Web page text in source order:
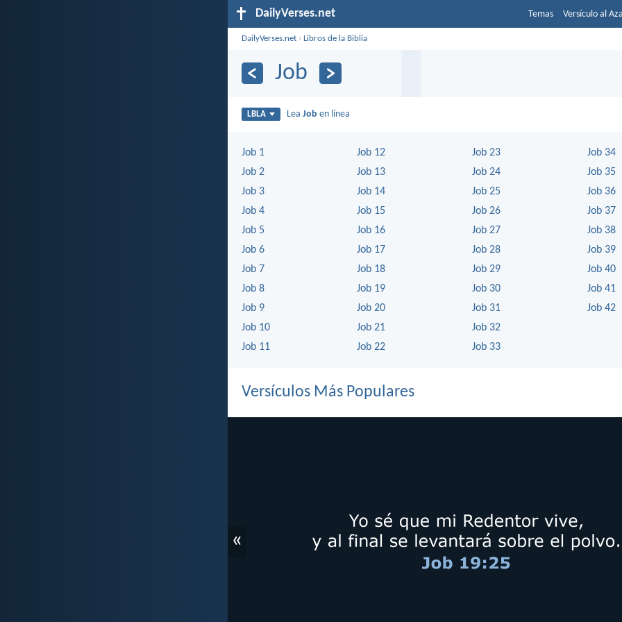
DailyVerses.net Temas Versículo al
DailyVerses.net ›Libros de la Biblia
Job
LBLA LeaJob en línea
Job 1
Job 2
Job 3
Job 4
Job 5
Job 6
Job 7
Job 8
Job 9
Job 10
Job 11
Job 12
Job 13
Job 14
Job 15
Job 16
Job 17
Job 18
Job 19
Job 20
Job 21
Job 22
Job 23
Job 24
Job 25
Job 26
Job 27
Job 28
Job 29
Job 30
Job 31
Job 32
Job 33
Job 34
Job 35
Job 36
Job 37
Job 38
Job 39
Job 40
Job 41
Job 42
Versículos Más Populares
«